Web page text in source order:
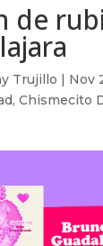
de
Trujillo | Nov
, Chismecito